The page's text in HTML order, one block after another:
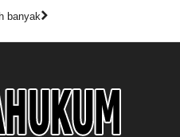
banyak